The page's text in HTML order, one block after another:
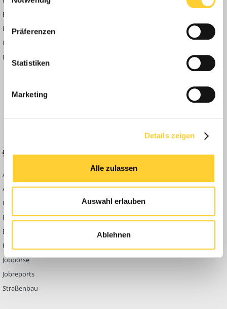
Präferenzen
Statistiken
Marketing
Details zeigen
Alle zulassen
Auswahl erlauben
Ablehnen
Bauforum24 TV
BF24 Mediathek
BF24 Fotostrecken
Bauforum Shop
BELIEBTE FOREN
Abbruch
Ausbildung & Beruf
Bau Allgemein
Baumaschinen
Berg- & Tagebau
Hoch- & Tiefbau
Jobbörse
Jobreports
Straßenbau
KONTAKT
Werben auf
Bauforum24
Kontakt
Impressum